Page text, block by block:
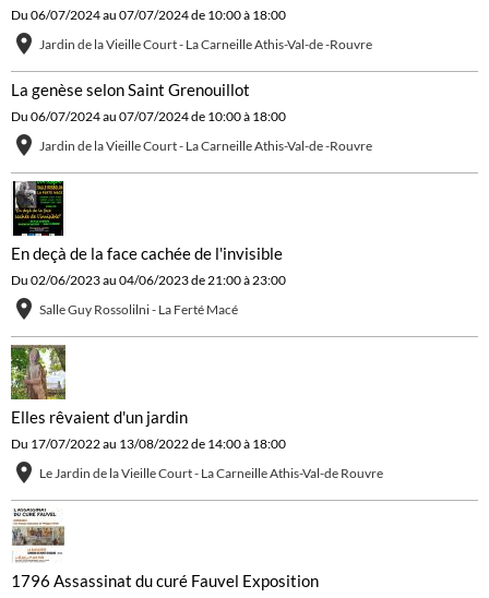
Du 06/07/2024au 07/07/2024de 10:00à 18:00
Jardin de la Vieille Court - La Carneille Athis-Val-de -Rouvre
La genèse selon Saint Grenouillot
Du 06/07/2024au 07/07/2024de 10:00à 18:00
Jardin de la Vieille Court - La Carneille Athis-Val-de -Rouvre
En deçà de la face cachée de l'invisible
Du 02/06/2023au 04/06/2023de 21:00à 23:00
Salle Guy Rossolilni - La Ferté Macé
Elles rêvaient d'un jardin
Du 17/07/2022au 13/08/2022de 14:00à 18:00
Le Jardin de la Vieille Court - La Carneille Athis-Val-de Rouvre
1796 Assassinat du curé Fauvel Exposition